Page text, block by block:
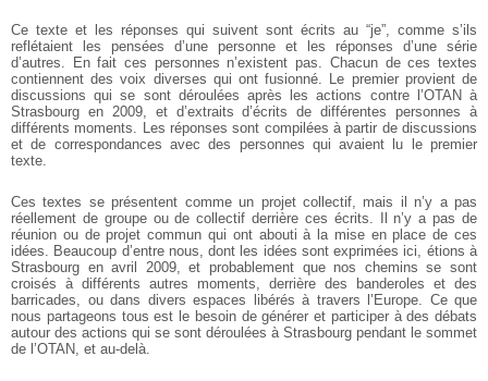
Ce texte et les réponses qui suivent sont écrits au “je”, comme s’ils
reflétaient les pensées d’une personne et les réponses d’une série
d’autres. En fait ces personnes n’existent pas. Chacun de ces textes
contiennent des voix diverses qui ont fusionné. Le premier provient de
discussions qui se sont déroulées après les actions contre l’OTAN à
Strasbourg en 2009, et d’extraits d’écrits de différentes personnes à
différents moments. Les réponses sont compilées à partir de discussions
et de correspondances avec des personnes qui avaient lu le premier
texte.
Ces textes se présentent comme un projet collectif, mais il n’y a pas
réellement de groupe ou de collectif derrière ces écrits. Il n’y a pas de
réunion ou de projet commun qui ont abouti à la mise en place de ces
idées. Beaucoup d’entre nous, dont les idées sont exprimées ici, étions à
Strasbourg en avril 2009, et probablement que nos chemins se sont
croisés à différents autres moments, derrière des banderoles et des
barricades, ou dans divers espaces libérés à travers l’Europe. Ce que
nous partageons tous est le besoin de générer et participer à des débats
autour des actions qui se sont déroulées à Strasbourg pendant le sommet
de l’OTAN, et au-delà.